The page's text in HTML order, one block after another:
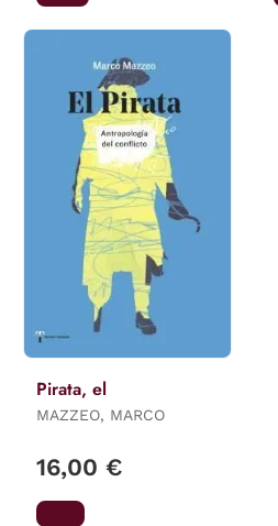
Pirata, el
MAZZEO, MARCO
16,00 €